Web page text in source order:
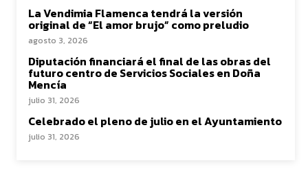
La Vendimia Flamenca tendrá la versión
original de “El amor brujo” como preludio
agosto 3, 2026
Diputación financiará el final de las obras del
futuro centro de Servicios Sociales en Doña
Mencía
julio 31, 2026
Celebrado el pleno de julio en el Ayuntamiento
julio 31, 2026